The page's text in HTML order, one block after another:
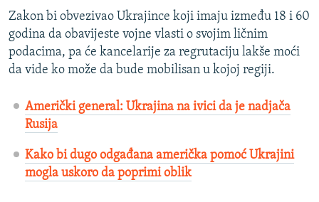
n
s
l
s
l
j
Zakon bi obvezivao Ukrajince koji imaju između 18 i 60
godina da obavijeste vojne vlasti o svojim ličnim
podacima, pa će kancelarije za regrutaciju lakše moći
da vide ko može da bude mobilisan u kojoj regiji.
Američki general: Ukrajina na ivici da je nadjača
Rusija
Kako bi dugo odgađana američka pomoć Ukrajini
mogla uskoro da poprimi oblik